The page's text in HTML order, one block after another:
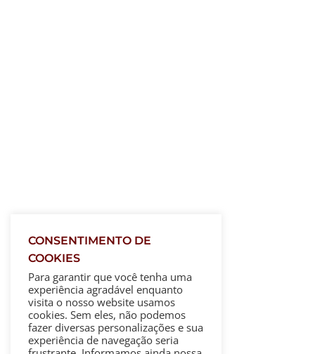
CONSENTIMENTO DE
COOKIES
Para garantir que você tenha uma
experiência agradável enquanto
visita o nosso website usamos
cookies. Sem eles, não podemos
fazer diversas personalizações e sua
experiência de navegação seria